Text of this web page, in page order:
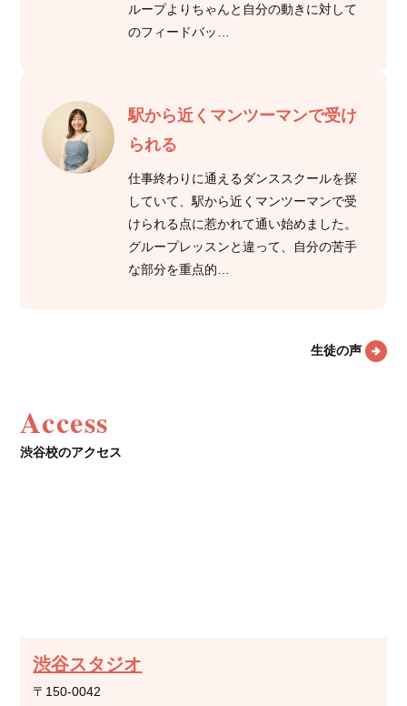
ループよりちゃんと自分の動きに対して
のフィードバッ…
駅から近くマンツーマンで受け
られる
仕事終わりに通えるダンススクールを探
していて、駅から近くマンツーマンで受
けられる点に惹かれて通い始めました。
グループレッスンと違って、自分の苦手
な部分を重点的…
生徒の声
Access
渋谷校のアクセス
渋谷スタジオ
〒150-0042